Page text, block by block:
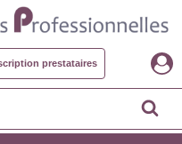
prestataires